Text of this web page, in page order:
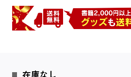
在庫なし